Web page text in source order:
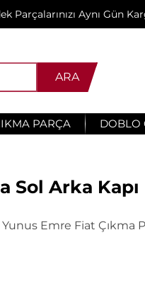
Parçalarınızı Aynı Gün
ARA
PARÇA DOBLO
Sol Arka Kapı
Emre Fiat Çıkma